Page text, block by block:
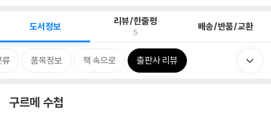
도서정보 리뷰/한줄평
5 배송/반품/교환
류 품목정보 책 속으로 출판사 리뷰
구르메 수첩